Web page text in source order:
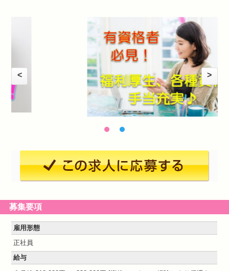
< >
募集要項
雇用形態
正社員
給与